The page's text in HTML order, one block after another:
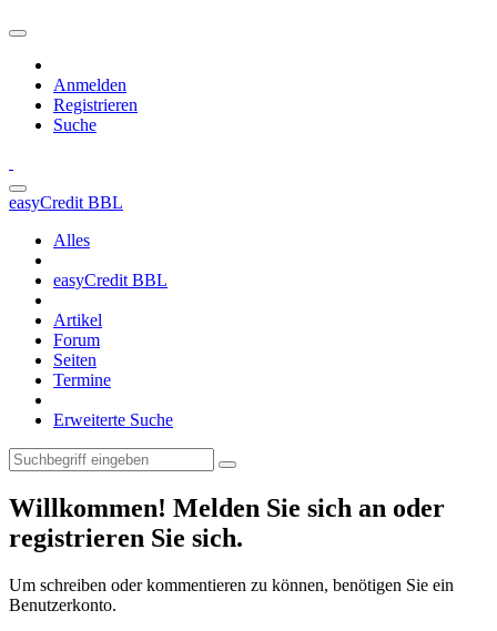
Anmelden
Registrieren
Suche
easyCredit BBL
Alles
easyCredit BBL
Artikel
Forum
Seiten
Termine
Erweiterte Suche
Willkommen! Melden Sie sich an oder
registrieren Sie sich.
Um schreiben oder kommentieren zu können, benötigen Sie ein
Benutzerkonto.